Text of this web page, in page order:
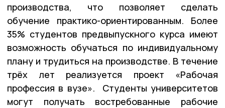
производства, что позволяет сделать
обучение практико-ориентированным. Более
35% студентов предвыпускного курса имеют
возможность обучаться по индивидуальному
плану и трудиться на производстве. В течение
трёх лет реализуется проект «Рабочая
профессия в вузе». Студенты университетов
могут получать востребованные рабочие